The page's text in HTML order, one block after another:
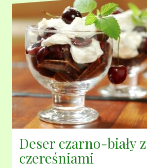
Deser czarno-biały z
czereśniami